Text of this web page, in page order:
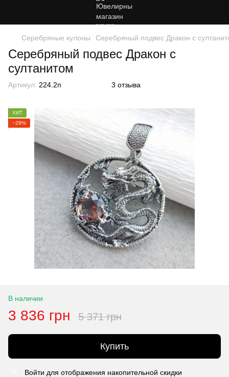
Серебряные кулоны Серебряный подвес Дракон с
Серебряный подвес Дракон с
султанитом
Артикул: 224.2п 3 отзыва
ХИТ
−29%
В наличии
3 836 грн 5 371 грн
Купить
Войти для отображения накопительной скидки